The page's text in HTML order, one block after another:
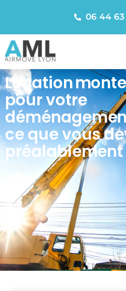
06 44
Location
pour votre
ce que vous
préalablement